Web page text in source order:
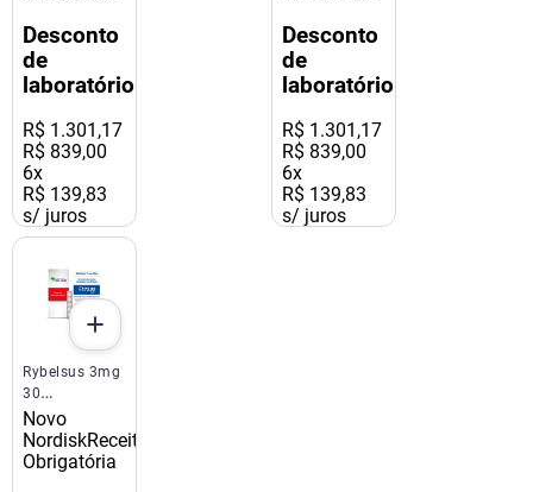
Desconto
de
laboratório
R$ 1 .301 ,17
R$ 839,00
6x
R$ 139,83
s/ juros
Desconto
de
laboratório
R$ 1 .301 ,17
R$ 839,00
6x
R$ 139,83
s/ juros
Rybelsus 3mg
30
Comprimidos
Novo Nordisk
Novo
NordiskReceita
Obrigatória